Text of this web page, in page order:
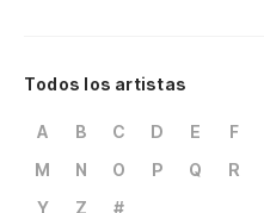
Todos los artistas
A B C D E F
M
N O P Q R
Y
Z #